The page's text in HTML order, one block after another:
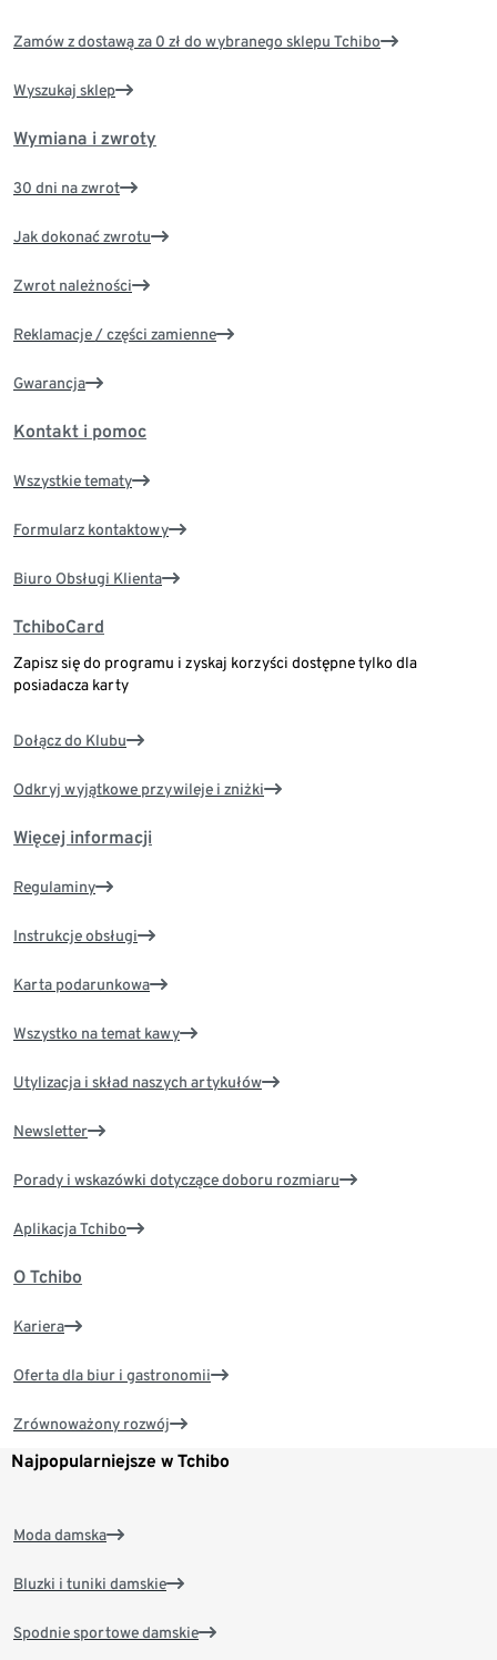
Zamów z dostawą za 0 zł do wybranego sklepu Tchibo
Wyszukaj sklep
Wymiana i zwroty
30 dni na zwrot
Jak dokonać zwrotu
Zwrot należności
Reklamacje / części zamienne
Gwarancja
Kontakt i pomoc
Wszystkie tematy
Formularz kontaktowy
Biuro Obsługi Klienta
TchiboCard
Zapisz się do programu i zyskaj korzyści dostępne tylko dla
posiadacza karty
Dołącz do Klubu
Odkryj wyjątkowe przywileje i zniżki
Więcej informacji
Regulaminy
Instrukcje obsługi
Karta podarunkowa
Wszystko na temat kawy
Utylizacja i skład naszych artykułów
Newsletter
Porady i wskazówki dotyczące doboru rozmiaru
Aplikacja Tchibo
O Tchibo
Kariera
Oferta dla biur i gastronomii
Zrównoważony rozwój
Najpopularniejsze w Tchibo
Moda damska
Bluzki i tuniki damskie
Spodnie sportowe damskie